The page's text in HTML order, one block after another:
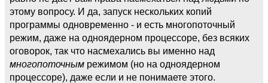
этому вопросу. И да, запуск нескольких копий
программы одновременно - и есть многопоточный
режим, даже на одноядерном процессоре, без всяких
оговорок, так что насмехались вы именно над
многопоточным режимом (но на одноядерном
процессоре), даже если и не понимаете этого.